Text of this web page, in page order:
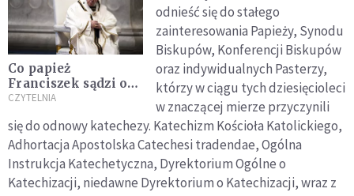
Co papież
Franciszek sądzi o
pandemii
CZYTELNIA
odnieść się do stałego
zainteresowania Papieży, Synodu
Biskupów, Konferencji Biskupów
oraz indywidualnych Pasterzy,
którzy w ciągu tych dziesięcioleci
w znaczącej mierze przyczynili
się do odnowy katechezy. Katechizm Kościoła Katolickiego,
Adhortacja Apostolska Catechesi tradendae, Ogólna
Instrukcja Katechetyczna, Dyrektorium Ogólne o
Katechizacji, niedawne Dyrektorium o Katechizacji, wraz z